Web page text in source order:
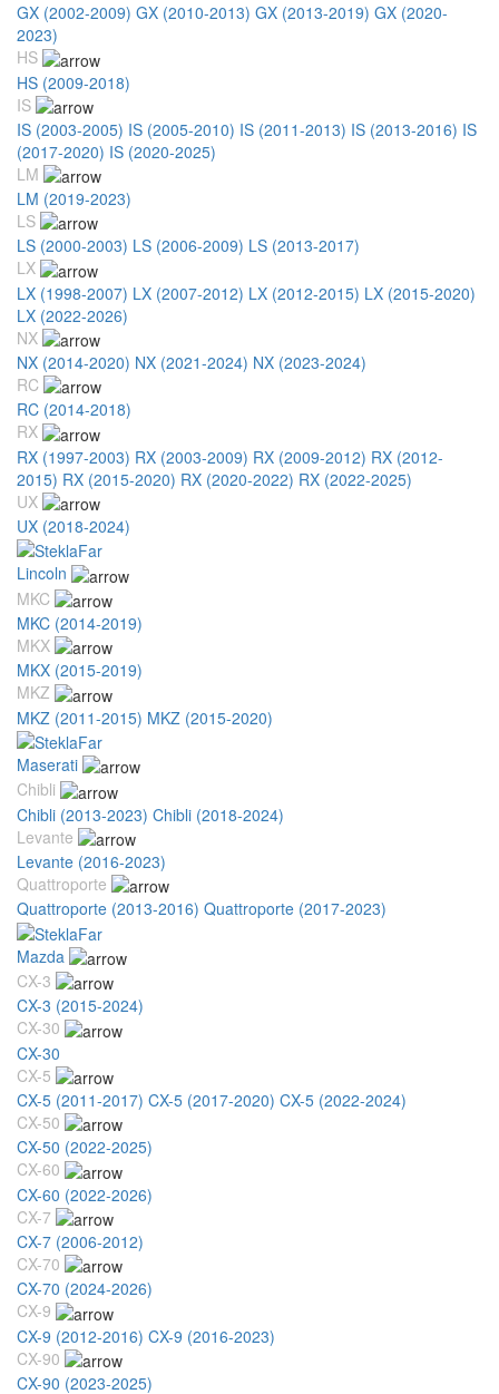
GX (2002-2009) GX (2010-2013) GX (2013-2019) GX (2020-
2023)
HS
HS (2009-2018)
IS
IS (2003-2005) IS (2005-2010) IS (2011-2013) IS (2013-2016) IS
(2017-2020) IS (2020-2025)
LM
LM (2019-2023)
LS
LS (2000-2003) LS (2006-2009) LS (2013-2017)
LX
LX (1998-2007) LX (2007-2012) LX (2012-2015) LX (2015-2020)
LX (2022-2026)
NX
NX (2014-2020) NX (2021-2024) NX (2023-2024)
RC
RC (2014-2018)
RX
RX (1997-2003) RX (2003-2009) RX (2009-2012) RX (2012-
2015) RX (2015-2020) RX (2020-2022) RX (2022-2025)
UX
UX (2018-2024)
Lincoln
MKC
MKC (2014-2019)
MKX
MKX (2015-2019)
MKZ
MKZ (2011-2015) MKZ (2015-2020)
Maserati
Chibli
Chibli (2013-2023) Chibli (2018-2024)
Levante
Levante (2016-2023)
Quattroporte
Quattroporte (2013-2016) Quattroporte (2017-2023)
Mazda
CX-3
CX-3 (2015-2024)
CX-30
CX-30
CX-5
CX-5 (2011-2017) CX-5 (2017-2020) CX-5 (2022-2024)
CX-50
CX-50 (2022-2025)
CX-60
CX-60 (2022-2026)
CX-7
CX-7 (2006-2012)
CX-70
CX-70 (2024-2026)
CX-9
CX-9 (2012-2016) CX-9 (2016-2023)
CX-90
CX-90 (2023-2025)